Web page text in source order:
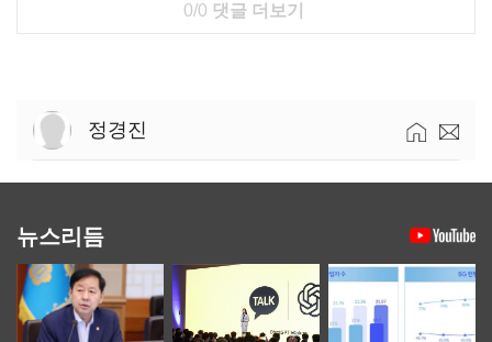
0/0 댓글 더보기
정경진
뉴스리듬